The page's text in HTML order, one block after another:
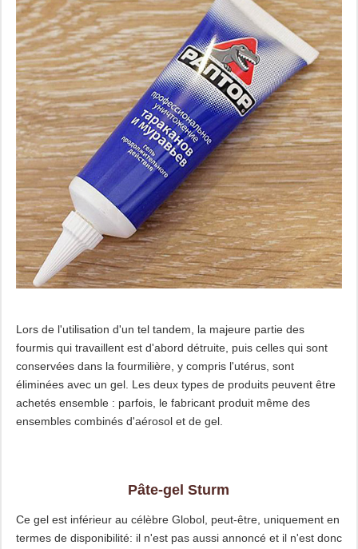
Lors de l'utilisation d'un tel tandem, la majeure partie des
fourmis qui travaillent est d'abord détruite, puis celles qui sont
conservées dans la fourmilière, y compris l'utérus, sont
éliminées avec un gel. Les deux types de produits peuvent être
achetés ensemble : parfois, le fabricant produit même des
ensembles combinés d'aérosol et de gel.
Pâte-gel Sturm
Ce gel est inférieur au célèbre Globol, peut-être, uniquement en
termes de disponibilité: il n'est pas aussi annoncé et il n'est donc